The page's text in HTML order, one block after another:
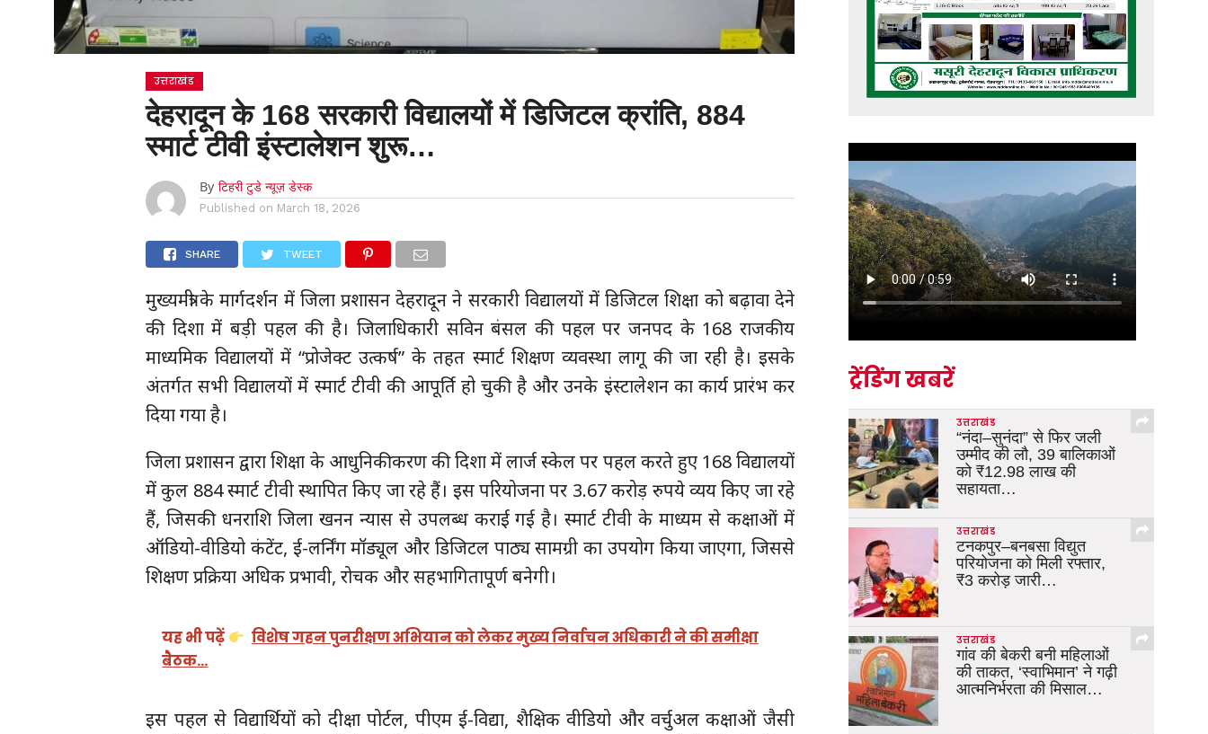
उत्तराखंड
देहरादून के 168 सरकारी विद्यालयों में डिजिटल क्रांति, 884
स्मार्ट टीवी इंस्टालेशन शुरू…
By टिहरी टुडे न्यूज़ डेस्क
Published on March 18, 2026
SHARE TWEET
मुख्यमंत्री के मार्गदर्शन में जिला प्रशासन देहरादून ने सरकारी विद्यालयों में डिजिटल शिक्षा को बढ़ावा देने
की दिशा में बड़ी पहल की है। जिलाधिकारी सविन बंसल की पहल पर जनपद के 168 राजकीय
माध्यमिक विद्यालयों में “प्रोजेक्ट उत्कर्ष” के तहत स्मार्ट शिक्षण व्यवस्था लागू की जा रही है। इसके
अंतर्गत सभी विद्यालयों में स्मार्ट टीवी की आपूर्ति हो चुकी है और उनके इंस्टालेशन का कार्य प्रारंभ कर
दिया गया है।
जिला प्रशासन द्वारा शिक्षा के आधुनिकीकरण की दिशा में लार्ज स्केल पर पहल करते हुए 168 विद्यालयों
में कुल 884 स्मार्ट टीवी स्थापित किए जा रहे हैं। इस परियोजना पर 3.67 करोड़ रुपये व्यय किए जा रहे
हैं, जिसकी धनराशि जिला खनन न्यास से उपलब्ध कराई गई है। स्मार्ट टीवी के माध्यम से कक्षाओं में
ऑडियो-वीडियो कंटेंट, ई-लर्निंग मॉड्यूल और डिजिटल पाठ्य सामग्री का उपयोग किया जाएगा, जिससे
शिक्षण प्रक्रिया अधिक प्रभावी, रोचक और सहभागितापूर्ण बनेगी।
यह भी पढ़ें
विशेष गहन पुनरीक्षण अभियान को लेकर मुख्य निर्वाचन अधिकारी ने की समीक्षा
बैठक…
इस पहल से विद्यार्थियों को दीक्षा पोर्टल, पीएम ई-विद्या, शैक्षिक वीडियो और वर्चुअल कक्षाओं जैसी
ट्रेंडिंग खबरें
उत्तराखंड
“नंदा–सुनंदा” से फिर जली
उम्मीद की लौ, 39 बालिकाओं
को ₹12.98 लाख की
सहायता…
उत्तराखंड
टनकपुर–बनबसा विद्युत
परियोजना को मिली रफ्तार,
₹3 करोड़ जारी…
उत्तराखंड
गांव की बेकरी बनी महिलाओं
की ताकत, ‘स्वाभिमान’ ने गढ़ी
आत्मनिर्भरता की मिसाल…